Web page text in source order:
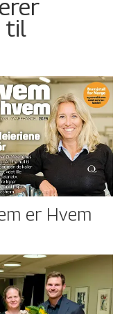
til
er Hvem